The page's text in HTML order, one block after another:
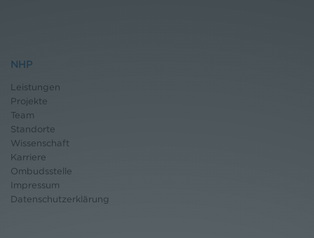
NHP
Leistungen
Projekte
Team
Standorte
Wissenschaft
Karriere
Ombudsstelle
Impressum
Datenschutzerklärung